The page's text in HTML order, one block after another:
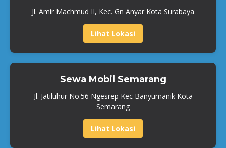
Jl. Amir Machmud II, Kec. Gn Anyar Kota Surabaya
Lihat Lokasi
Sewa Mobil Semarang
Jl. Jatiluhur No.56 Ngesrep Kec Banyumanik Kota
Semarang
Lihat Lokasi